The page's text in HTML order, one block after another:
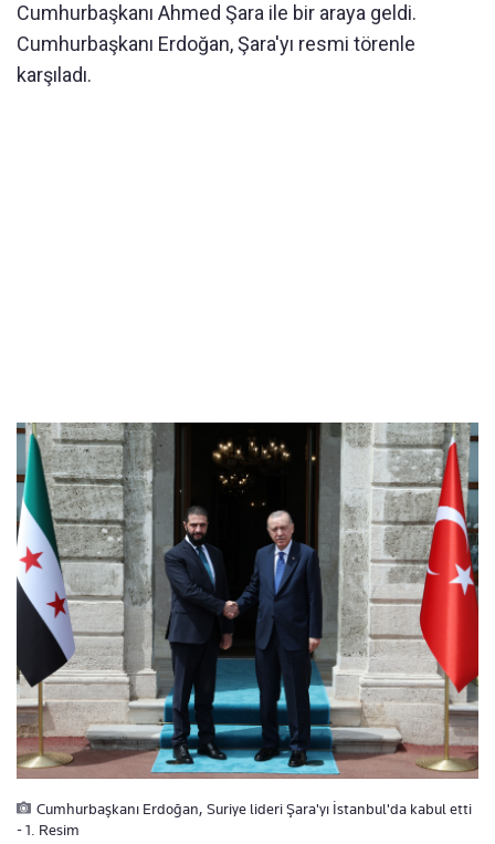
Cumhurbaşkanı Ahmed Şara ile bir araya geldi.
Cumhurbaşkanı Erdoğan, Şara'yı resmi törenle
karşıladı.
Cumhurbaşkanı Erdoğan, Suriye lideri Şara'yı İstanbul'da kabul etti
- 1. Resim